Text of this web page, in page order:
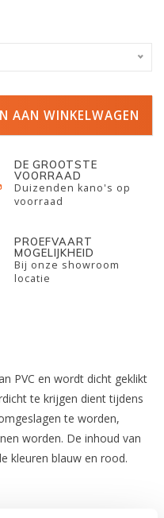
AAN WINKELWAGEN
DE GROOTSTE
VOORRAAD
Duizenden kano's op
voorraad
PROEFVAART
MOGELIJKHEID
Bij onze showroom
locatie
PVC en wordt dicht geklikt
te krijgen dient tijdens
te worden,
worden. De inhoud van
kleuren blauw en rood.